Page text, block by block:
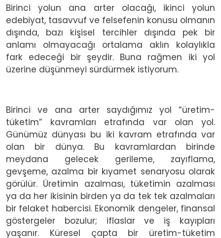
Birinci yolun ana arter olacağı, ikinci yolun
edebiyat, tasavvuf ve felsefenin konusu olmanın
dışında, bazı kişisel tercihler dışında pek bir
anlamı olmayacağı ortalama aklın kolaylıkla
fark edeceği bir şeydir. Buna rağmen iki yol
üzerine düşünmeyi sürdürmek istiyorum.
Birinci ve ana arter saydığımız yol “üretim-
tüketim” kavramları etrafında var olan yol.
Günümüz dünyası bu iki kavram etrafında var
olan bir dünya. Bu kavramlardan birinde
meydana gelecek gerileme, zayıflama,
gevşeme, azalma bir kıyamet senaryosu olarak
görülür. Üretimin azalması, tüketimin azalması
ya da her ikisinin birden ya da tek tek azalmaları
bir felaket habercisi. Ekonomik dengeler, finansal
göstergeler bozulur; iflaslar ve iş kayıpları
yaşanır. Küresel çapta bir üretim-tüketim